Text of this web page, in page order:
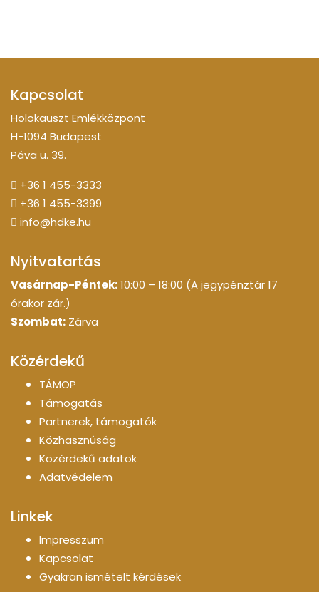
Kapcsolat
Holokauszt Emlékközpont
H-1094 Budapest
Páva u. 39.
+36 1 455-3333
+36 1 455-3399
info@hdke.hu
Nyitvatartás
Vasárnap-Péntek:10:00 – 18:00 (A jegypénztár 17
órakor zár.)
Szombat: Zárva
Közérdekű
TÁMOP
Támogatás
Partnerek, támogatók
Közhasznúság
Közérdekű adatok
Adatvédelem
Linkek
Impresszum
Kapcsolat
Gyakran ismételt kérdések